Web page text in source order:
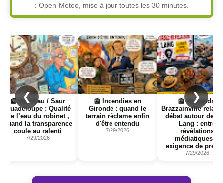
: Open-Meteo, mise à jour toutes les 30 minutes.
❮
Page
📰 Hub'Eau / Saur
Guadeloupe : Qualité
de l’eau du robinet ,
quand la transparence
coule au ralenti
7/29/2026
Page
📰 Incendies en
Gironde : quand le
terrain réclame enfin
d'être entendu
7/29/2026
Page
📰 Alexandra
Brazzainville
débat autour de
Lang : entre
révélations
médiatiques et
exigence de
7/29/2026
❯